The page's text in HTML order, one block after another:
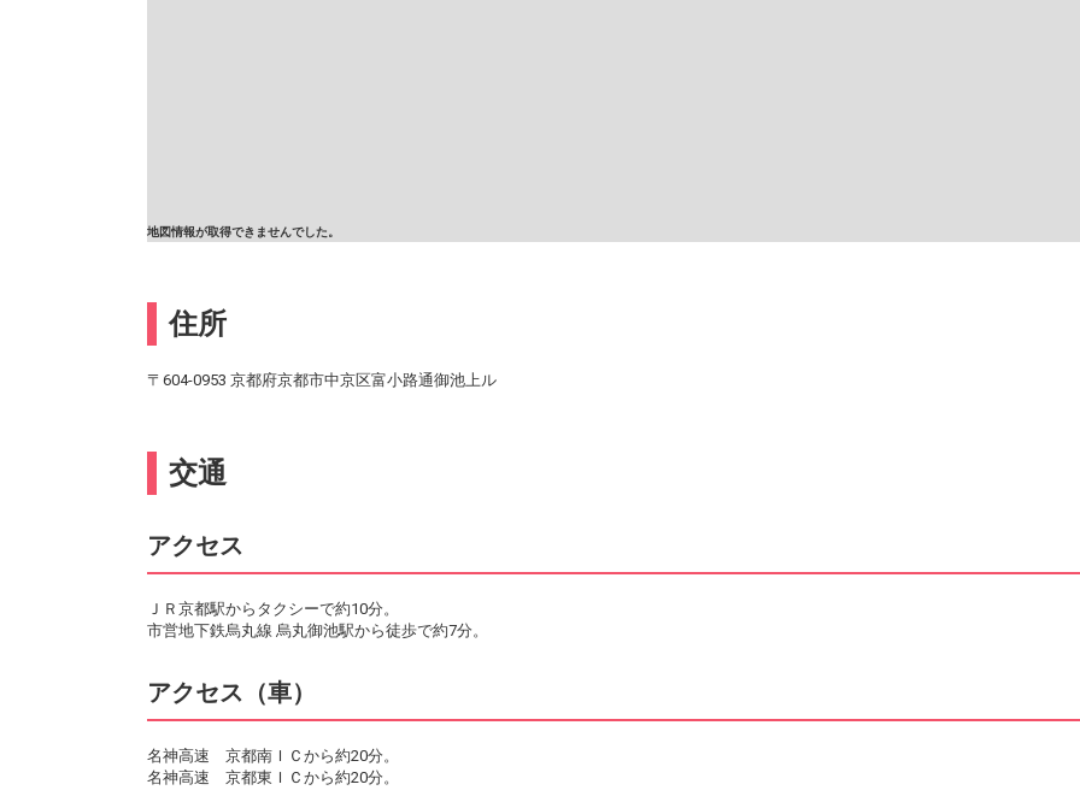
地図情報が取得できませんでした。
住所
〒604-0953 京都府京都市中京区富小路通御池上ル
交通
アクセス
ＪＲ京都駅からタクシーで約10分。
市営地下鉄烏丸線 烏丸御池駅から徒歩で約7分。
アクセス（車）
名神高速 京都南ＩＣから約20分。
名神高速 京都東ＩＣから約20分。